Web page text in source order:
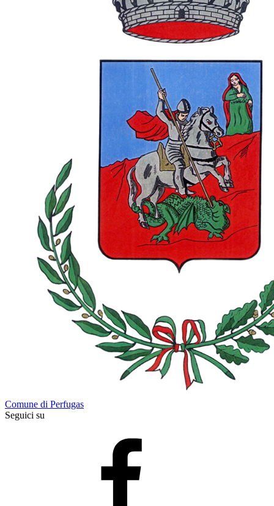
Comune di Perfugas
Seguici su